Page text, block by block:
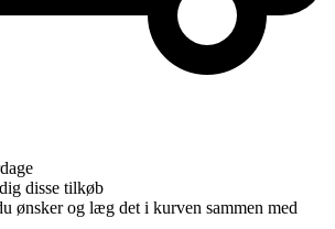
disse tilkøb
ønsker og læg det i kurven sammen med